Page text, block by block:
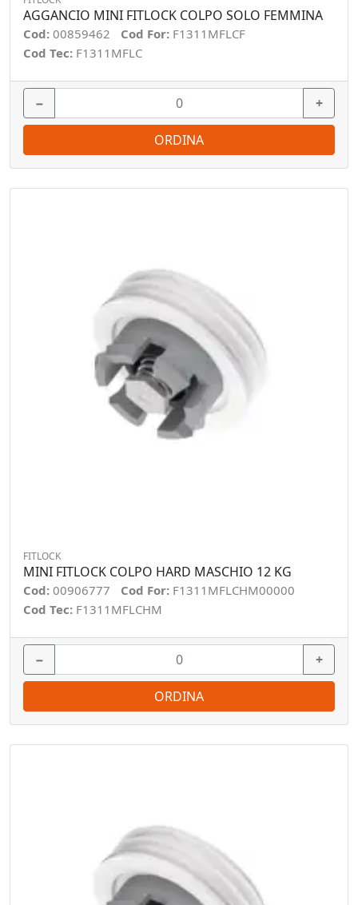
AGGANCIO MINI FITLOCK COLPO SOLO FEMMINA
Cod: 00859462 Cod For: F1311MFLCF
Cod Tec: F1311MFLC
− +
ORDINA
FITLOCK
MINI FITLOCK COLPO HARD MASCHIO 12 KG
Cod: 00906777 Cod For: F1311MFLCHM00000
Cod Tec: F1311MFLCHM
− +
ORDINA